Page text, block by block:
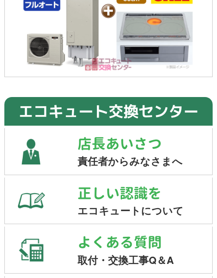
エコキュート交換センター
店長あいさつ
責任者からみなさまへ
正しい認識を
エコキュートについて
よくある質問
取付・交換工事Q＆A